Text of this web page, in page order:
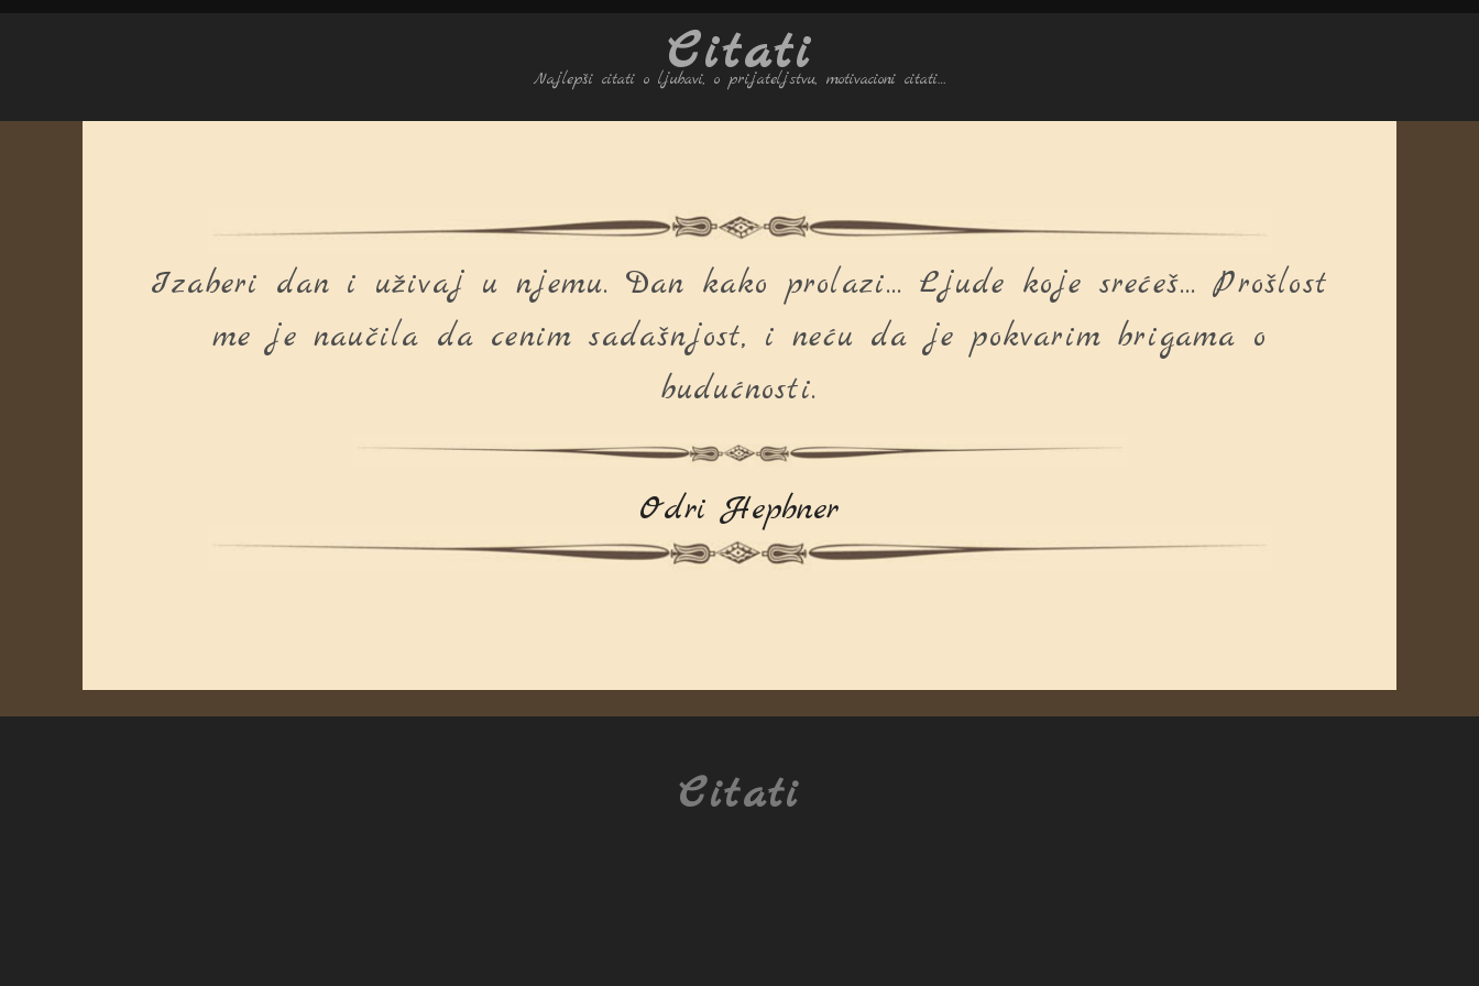
Citati
Najlepši citati o ljubavi, o prijateljstvu, motivacioni citati…
Izaberi dan i uživaj u njemu. Dan kako prolazi… Ljude koje srećeš… Prošlost
me je naučila da cenim sadašnjost, i neću da je pokvarim brigama o
budućnosti.
Odri Hepbner
Citati